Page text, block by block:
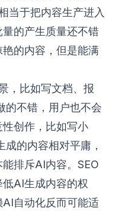
当于把内容生产进入
的产生质量还不错
的内容，但是能满
，比如写文档、报
的不错，用户也不会
创作，比如写小
的内容相对平庸，
排斥AI内容。SEO
AI生成内容的权
自动化反而可能适